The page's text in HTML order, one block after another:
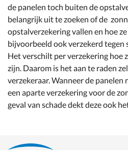
de panelen toch buiten de
belangrijk uit te zoeken of de
opstalverzekering vallen en hoe
bijvoorbeeld ook verzekerd tegen
Het verschilt per verzekering hoe
zijn. Daarom is het aan te raden
verzekeraar. Wanneer de panelen
een aparte verzekering voor de
geval van schade dekt deze ook